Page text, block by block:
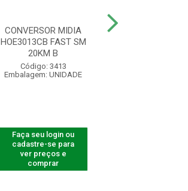
CONVERSOR MIDIA
HOE3013CB FAST SM
20KM B
Código: 3413
Embalagem: UNIDADE
Faça seu login ou
cadastre-se para
ver preços e
comprar